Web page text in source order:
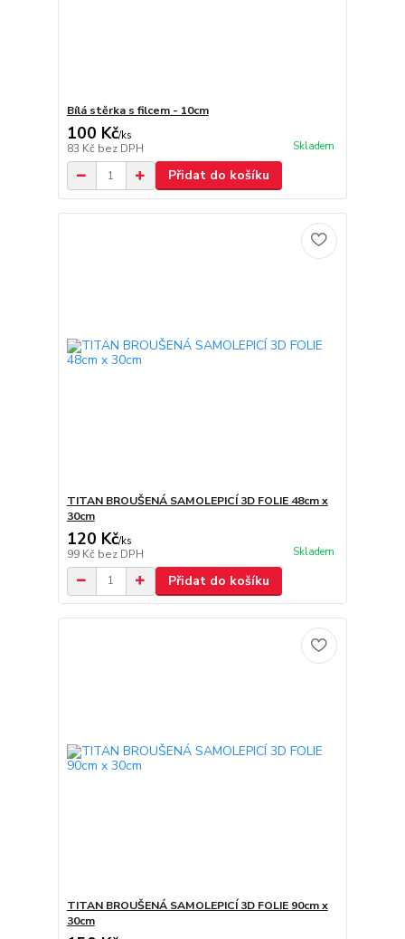
Bílá stěrka s filcem - 10cm
100 Kč/ks
83 Kč bez DPH Skladem
Přidat do košíku
TITAN BROUŠENÁ SAMOLEPICÍ 3D FOLIE 48cm x
30cm
120 Kč/ks
99 Kč bez DPH Skladem
Přidat do košíku
TITAN BROUŠENÁ SAMOLEPICÍ 3D FOLIE 90cm x
30cm